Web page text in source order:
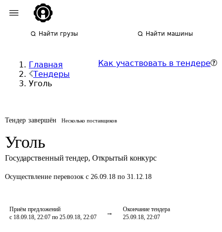
Найти грузы Найти машины
Главная
Тендеры
Уголь
Как участвовать в тендере
Тендер завершён Несколько поставщиков
Уголь
Государственный тендер, Открытый конкурс
Осуществление перевозок с 26.09.18 по 31.12.18
Приём предложений
с 18.09.18, 22:07 по 25.09.18, 22:07
Окончание тендера
25.09.18, 22:07